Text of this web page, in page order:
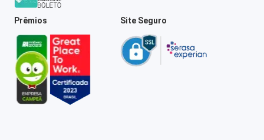
Prêmios Site Seguro